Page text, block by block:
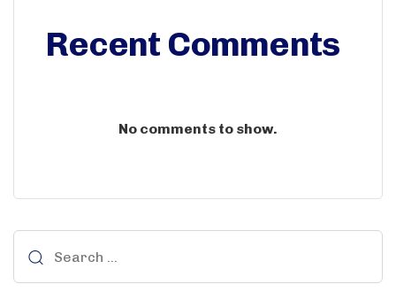
Recent Comments
No comments to show.